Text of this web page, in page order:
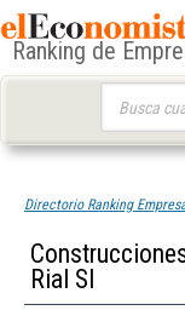
Ranking de
Directorio Ranking
Rial Sl